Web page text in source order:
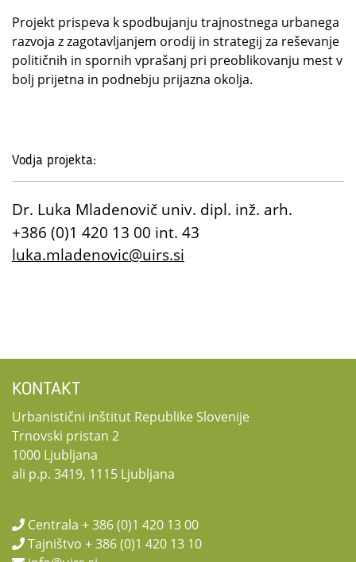
Projekt prispeva k spodbujanju trajnostnega urbanega
razvoja z zagotavljanjem orodij in strategij za reševanje
političnih in spornih vprašanj pri preoblikovanju mest v
bolj prijetna in podnebju prijazna okolja.
Vodja projekta:
Dr. Luka Mladenovič univ. dipl. inž. arh.
+386 (0)1 420 13 00 int. 43
luka.mladenovic@uirs.si
KONTAKT
Urbanistični inštitut Republike Slovenije
Trnovski pristan 2
1000 Ljubljana
ali p.p. 3419, 1115 Ljubljana
Centrala + 386 (0)1 420 13 00
Tajništvo + 386 (0)1 420 13 10